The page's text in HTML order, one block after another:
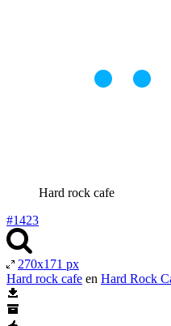
Hard rock cafe
#1423
270x171 px
Hard rock cafe en Hard Rock